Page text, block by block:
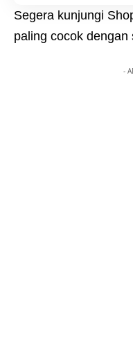
Segera kunjungi
paling cocok
-